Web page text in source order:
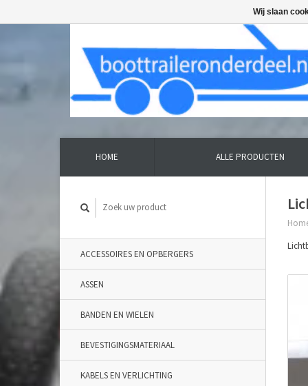
HOME ALLE PRODUCTEN
ACCESSOIRES EN OPBERGERS
ASSEN
BANDEN EN WIELEN
BEVESTIGINGSMATERIAAL
KABELS EN VERLICHTING
Wij slaan